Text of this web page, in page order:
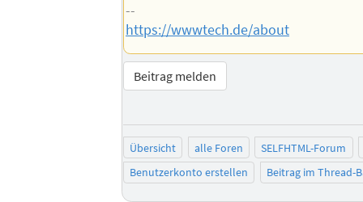
--
https://wwwtech.de/about
Beitrag melden
Übersicht alle Foren
SELFHTML-Forum
Benutzerkonto erstellen
Beitrag im Thread-